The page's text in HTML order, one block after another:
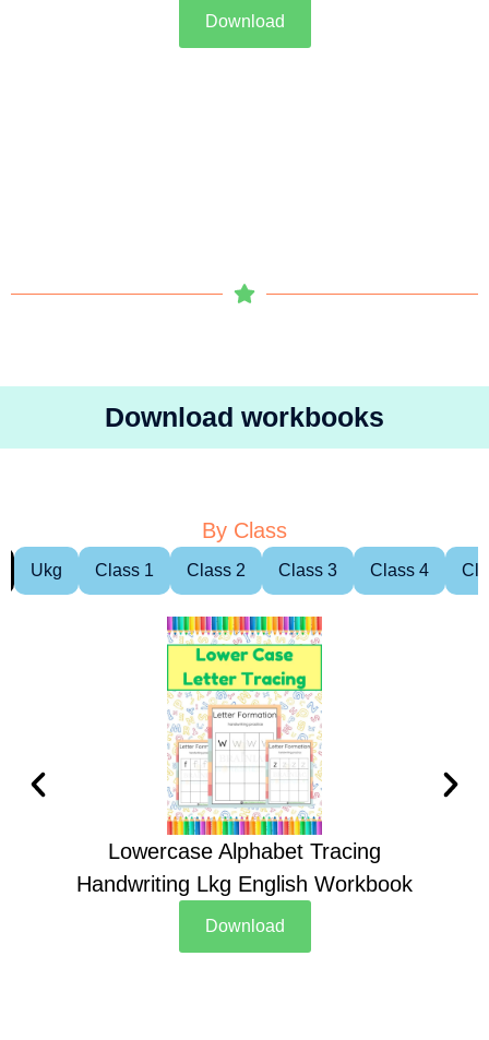
Download
Download workbooks
By Class
Ukg Class 1 Class 2 Class 3 Class 4
Lowercase Alphabet Tracing
Handwriting Lkg English Workbook
Download